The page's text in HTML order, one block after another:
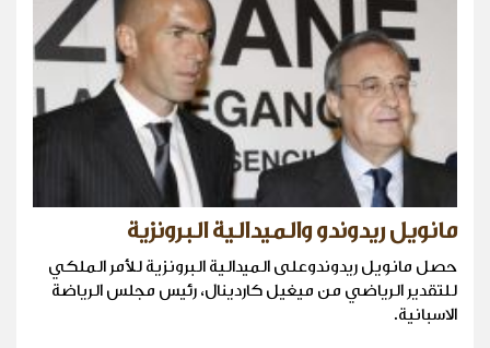
مانويل ريدوندو والميدالية البرونزية
حصل مانويل ريدوندوعلى الميدالية البرونزية للأمر الملكي
للتقدير الرياضي من ميغيل كاردينال، رئيس مجلس الرياضة
الاسبانية.